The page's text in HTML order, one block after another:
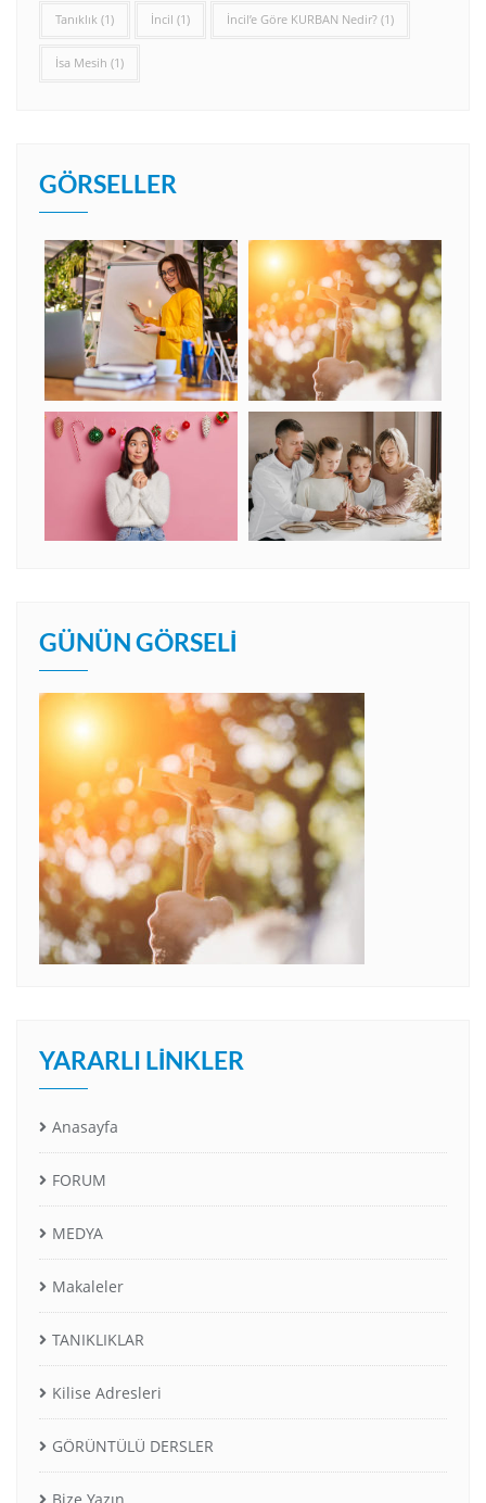
Tanıklık (1) İncil (1) İncil’e Göre KURBAN Nedir? (1)
İsa Mesih (1)
GÖRSELLER
GÜNÜN GÖRSELI
YARARLI LINKLER
Anasayfa
FORUM
MEDYA
Makaleler
TANIKLIKLAR
Kilise Adresleri
GÖRÜNTÜLÜ DERSLER